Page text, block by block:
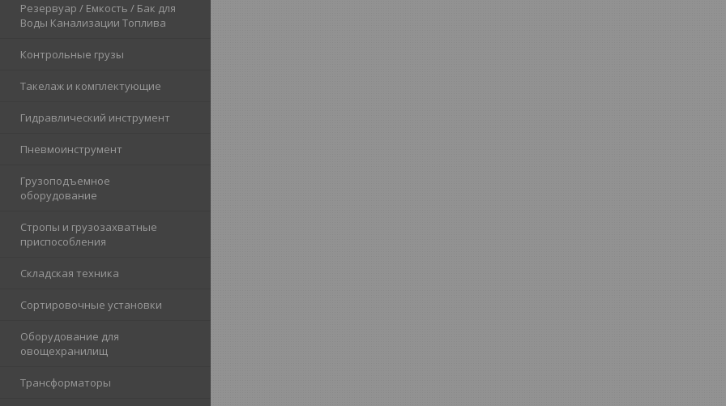
Резервуар / Емкость / Бак для
Воды Канализации Топлива
Контрольные грузы
Такелаж и комплектующие
Гидравлический инструмент
Пневмоинструмент
Грузоподъемное
оборудование
Стропы и грузозахватные
приспособления
Складская техника
Сортировочные установки
Оборудование для
овощехранилищ
Трансформаторы